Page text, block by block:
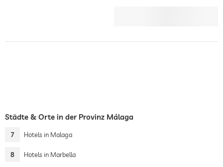
Städte & Orte in der Provinz Málaga
7 Hotels in Malaga
8 Hotels in Marbella